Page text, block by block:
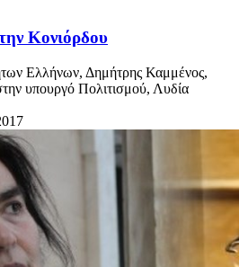
Κονιόρδου
Ελλήνων, Δημήτρης Καμμένος,
υπουργό Πολιτισμού, Λυδία